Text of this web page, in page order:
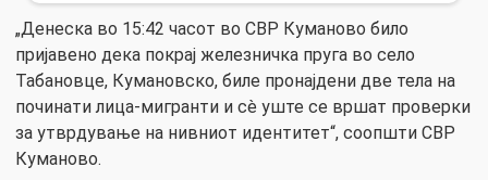
„Денеска во 15:42 часот во СВР Куманово било
пријавено дека покрај железничка пруга во село
Табановце, Кумановско, биле пронајдени две тела на
починати лица-мигранти и сè уште се вршат проверки
за утврдување на нивниот идентитет“, соопшти СВР
Куманово.